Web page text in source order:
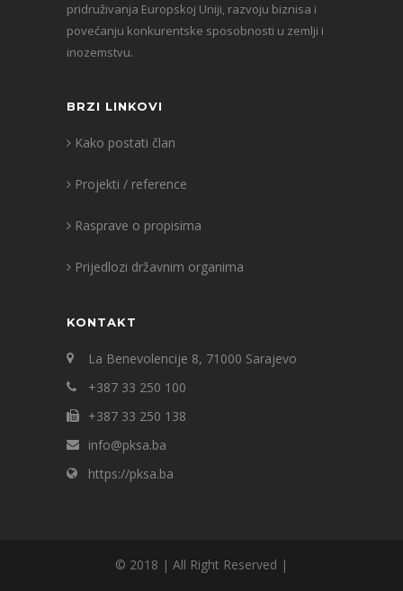
pridruživanja Europskoj Uniji, razvoju biznisa i
povećanju konkurentske sposobnosti u zemlji i
inozemstvu.
BRZI LINKOVI
Kako postati član
Projekti / reference
Rasprave o propisima
Prijedlozi državnim organima
KONTAKT
La Benevolencije 8, 71000 Sarajevo
+387 33 250 100
+387 33 250 138
info@pksa.ba
https://pksa.ba
© 2018 | All Right Reserved |